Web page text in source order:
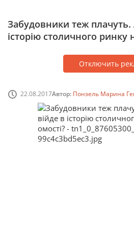
Забудовники теж плачуть.
історію столичного ринку
Отключить
22.08.2017Автор: Понзель Марина